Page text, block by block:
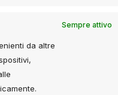
Sempre attivo
da altre